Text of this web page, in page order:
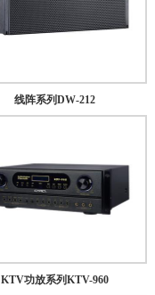
线阵系列DW-212
KTV功放系列KTV-960